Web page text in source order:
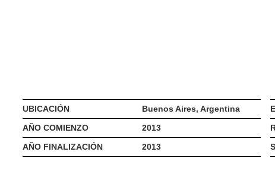
UBICACIÓN
Buenos Aires, Argentina
AÑO COMIENZO
2013
AÑO FINALIZACIÓN
2013